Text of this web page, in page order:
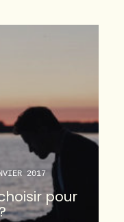
2017
pour